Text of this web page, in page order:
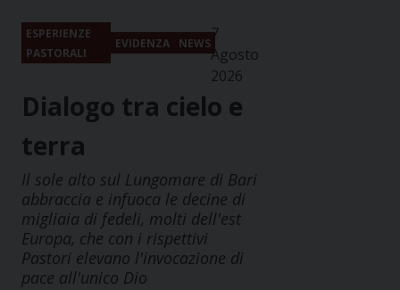
ESPERIENZE
PASTORALI
EVIDENZA NEWS
7
Agosto
2026
Dialogo tra cielo e
terra
Il sole alto sul Lungomare di Bari
abbraccia e infuoca le decine di
migliaia di fedeli, molti dell'est
Europa, che con i rispettivi
Pastori elevano l'invocazione di
pace all'unico Dio